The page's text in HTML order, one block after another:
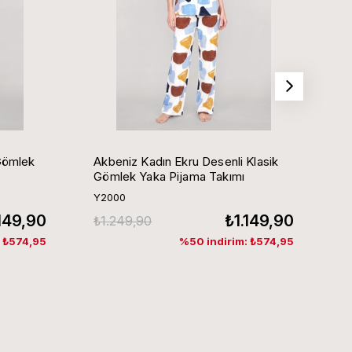
Akbeniz Kadın Ekru Desenli Klasik
Gömlek Yaka Pijama Takımı
Y2000
₺1.149,90
₺1.249,90
%50 indirim: ₺574,95